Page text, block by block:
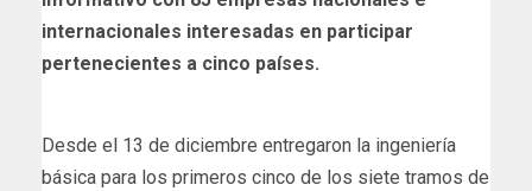
internacionales interesadas en participar
pertenecientes a cinco países.
Desde el 13 de diciembre entregaron la ingeniería
básica para los primeros cinco de los siete tramos de